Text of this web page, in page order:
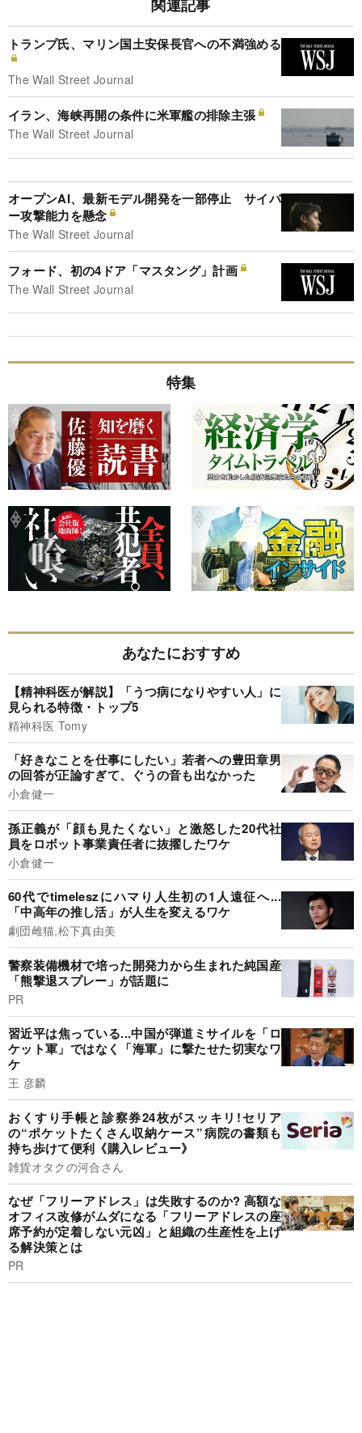
関連記事
トランプ氏、マリン国土安保長官への不満強める
The Wall Street Journal
イラン、海峡再開の条件に米軍艦の排除主張
The Wall Street Journal
オープンAI、最新モデル開発を一部停止 サイバ
ー攻撃能力を懸念
The Wall Street Journal
フォード、初の4ドア「マスタング」計画
The Wall Street Journal
特集
あなたにおすすめ
【精神科医が解説】「うつ病になりやすい人」に
見られる特徴・トップ5
精神科医 Tomy
「好きなことを仕事にしたい」若者への豊田章男
の回答が正論すぎて、ぐうの音も出なかった
小倉健一
孫正義が「顔も見たくない」と激怒した20代社
員をロボット事業責任者に抜擢したワケ
小倉健一
60代でtimeleszにハマり人生初の1人遠征へ...
「中高年の推し活」が人生を変えるワケ
劇団雌猫,松下真由美
警察装備機材で培った開発力から生まれた純国産
「熊撃退スプレー」が話題に
PR
習近平は焦っている...中国が弾道ミサイルを「ロ
ケット軍」ではなく「海軍」に撃たせた切実なワ
ケ
王 彦麟
おくすり手帳と診察券24枚がスッキリ!セリア
の“ポケットたくさん収納ケース”病院の書類も
持ち歩けて便利《購入レビュー》
雑貨オタクの河合さん
なぜ「フリーアドレス」は失敗するのか? 高額な
オフィス改修がムダになる「フリーアドレスの座
席予約が定着しない元凶」と組織の生産性を上げ
る解決策とは
PR